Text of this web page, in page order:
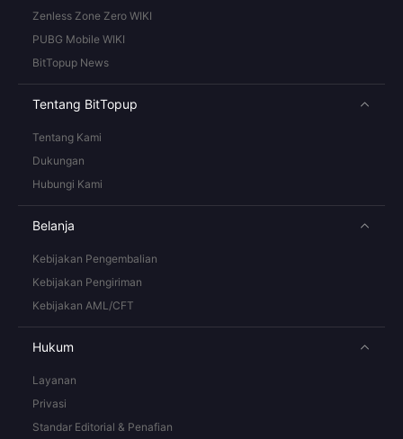
Zenless Zone Zero WIKI
PUBG Mobile WIKI
BitTopup News
Tentang BitTopup
Tentang Kami
Dukungan
Hubungi Kami
Belanja
Kebijakan Pengembalian
Kebijakan Pengiriman
Kebijakan AML/CFT
Hukum
Layanan
Privasi
Standar Editorial & Penafian